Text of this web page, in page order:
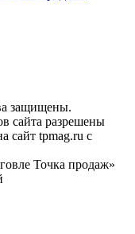
защищены.
сайта разрешены
сайт tpmag.ru с
Точка продаж»